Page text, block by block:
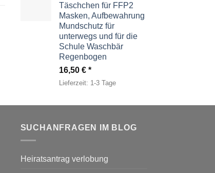
Täschchen für FFP2
Masken, Aufbewahrung
Mundschutz für
unterwegs und für die
Schule Waschbär
Regenbogen
16,50 €
Lieferzeit: 1-3 Tage
SUCHANFRAGEN IM BLOG
Heiratsantrag verlobung